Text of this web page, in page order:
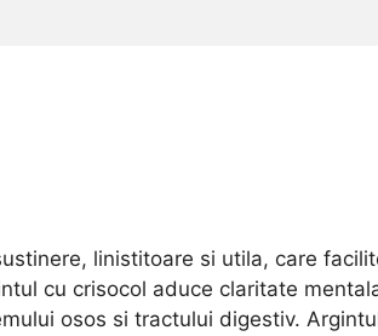
linistitoare si utila, care
cu crisocol aduce claritate
osos si tractului digestiv.